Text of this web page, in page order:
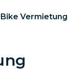
Bike Vermietung